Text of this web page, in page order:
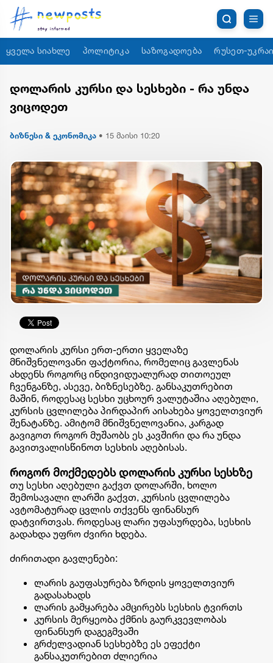
ყველა სიახლე პოლიტიკა საზოგადოება რუსეთ-
დოლარის კურსი და სესხები - რა უნდა
ვიცოდეთ
ბიზნესი & ეკონომიკა • 15 მაისი 10:20
დოლარის კურსი ერთ-ერთი ყველაზე
მნიშვნელოვანი ფაქტორია, რომელიც გავლენას
ახდენს როგორც ინდივიდუალურად თითოეულ
ჩვენგანზე, ასევე, ბიზნესებზე. განსაკუთრებით
მაშინ, როდესაც სესხი უცხოურ ვალუტაშია აღებული,
კურსის ცვლილება პირდაპირ აისახება ყოველთვიურ
შენატანზე. ამიტომ მნიშვნელოვანია, კარგად
გავიგოთ როგორ მუშაობს ეს კავშირი და რა უნდა
გავითვალისწინოთ სესხის აღებისას.
როგორ მოქმედებს დოლარის კურსი სესხზე
თუ სესხი აღებული გაქვთ დოლარში, ხოლო
შემოსავალი ლარში გაქვთ, კურსის ცვლილება
ავტომატურად ცვლის თქვენს ფინანსურ
დატვირთვას. როდესაც ლარი უფასურდება, სესხის
გადახდა უფრო ძვირი ხდება.
ძირითადი გავლენები:
ლარის გაუფასურება ზრდის ყოველთვიურ
გადასახადს
ლარის გამყარება ამცირებს სესხის ტვირთს
კურსის მერყეობა ქმნის გაურკვევლობას
ფინანსურ დაგეგმვაში
გრძელვადიან სესხებზე ეს ეფექტი
განსაკუთრებით ძლიერია